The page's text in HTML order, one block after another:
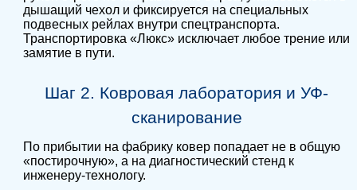
дышащий чехол и фиксируется на специальных
подвесных рейлах внутри спецтранспорта.
Транспортировка «Люкс» исключает любое трение или
замятие в пути.
Шаг 2. Ковровая лаборатория и УФ-
сканирование
По прибытии на фабрику ковер попадает не в общую
«постирочную», а на диагностический стенд к
инженеру-технологу.